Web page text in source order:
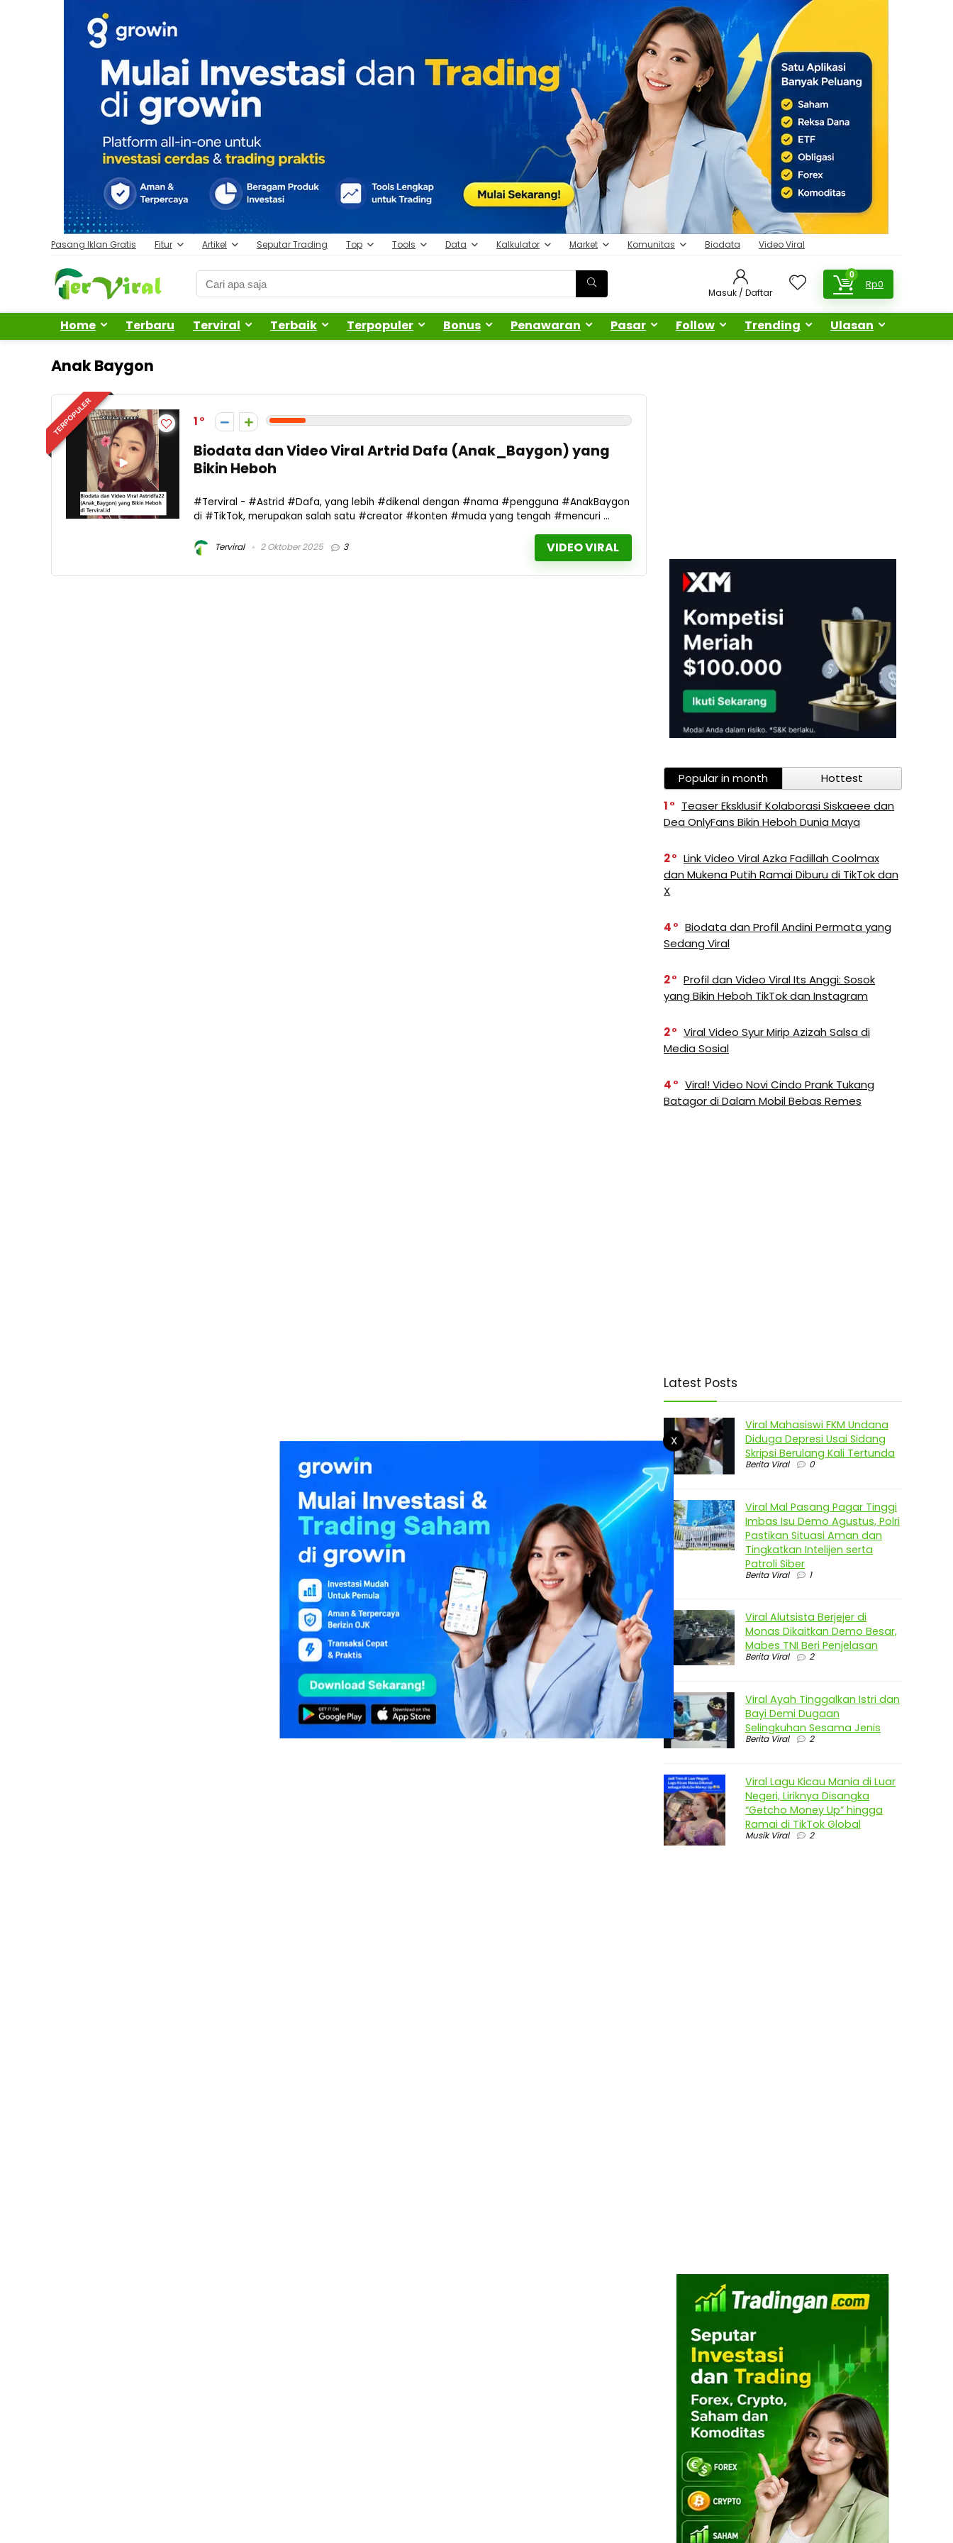
Pasang Iklan Gratis Fitur Artikel Seputar Trading Top Tools Data Kalkulator Market Komunitas Biodata Video Viral
Masuk / Daftar
0
Rp0
Home Terbaru Terviral Terbaik Terpopuler Bonus Penawaran Pasar Follow Trending Ulasan
Anak Baygon
TERPOPULER 1
Biodata dan Video Viral Artrid Dafa (Anak_Baygon) yang
Bikin Heboh
#Terviral - #Astrid #Dafa, yang lebih #dikenal dengan #nama #pengguna #AnakBaygon
di #TikTok, merupakan salah satu #creator #konten #muda yang tengah #mencuri ...
Terviral 2 Oktober 2025 3 VIDEO VIRAL
Popular in month
Hottest
1
Teaser Eksklusif Kolaborasi Siskaeee dan
Dea OnlyFans Bikin Heboh Dunia Maya
2
Link Video Viral Azka Fadillah Coolmax
dan Mukena Putih Ramai Diburu di TikTok dan
X
4
Biodata dan Profil Andini Permata yang
Sedang Viral
2
Profil dan Video Viral Its Anggi: Sosok
yang Bikin Heboh TikTok dan Instagram
2
Viral Video Syur Mirip Azizah Salsa di
Media Sosial
4
Viral! Video Novi Cindo Prank Tukang
Batagor di Dalam Mobil Bebas Remes
Latest Posts
Viral Mahasiswi FKM Undana
Diduga Depresi Usai Sidang
Skripsi Berulang Kali Tertunda
Berita Viral 0
Viral Mal Pasang Pagar Tinggi
Imbas Isu Demo Agustus, Polri
Pastikan Situasi Aman dan
Tingkatkan Intelijen serta
Patroli Siber
Berita Viral 1
Viral Alutsista Berjejer di
Monas Dikaitkan Demo Besar,
Mabes TNI Beri Penjelasan
Berita Viral 2
Viral Ayah Tinggalkan Istri dan
Bayi Demi Dugaan
Selingkuhan Sesama Jenis
Berita Viral 2
Viral Lagu Kicau Mania di Luar
Negeri, Liriknya Disangka
“Getcho Money Up” hingga
Ramai di TikTok Global
Musik Viral 2
X